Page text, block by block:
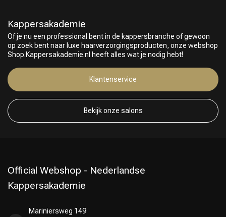
Keuze van onze Kappers
Kappersakademie
Of je nu een professional bent in de kappersbranche of gewoon
op zoek bent naar luxe haarverzorgingsproducten, onze webshop
Shop.Kappersakademie.nl heeft alles wat je nodig hebt!
Klantenservice
Bekijk onze salons
Official Webshop - Nederlandse
Kappersakademie
Mariniersweg 149